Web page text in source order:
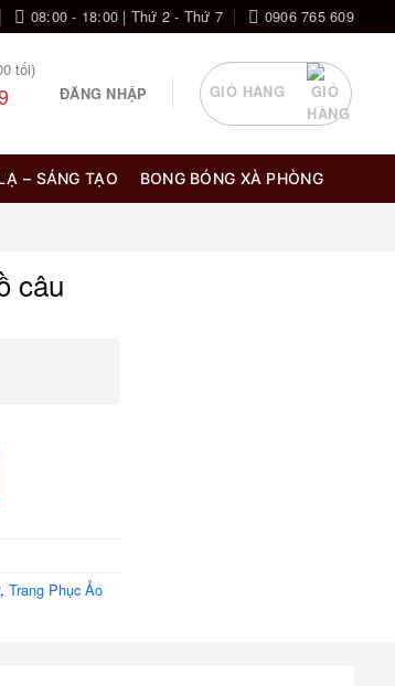
08:00 - 18:00 | Thứ 2 - Thứ 7 0906 765 609
tối)
ĐĂNG NHẬP GIỎ HÀNG
– SÁNG TẠO BONG BÓNG XÀ PHÒNG
câu
, Trang Phục Ảo